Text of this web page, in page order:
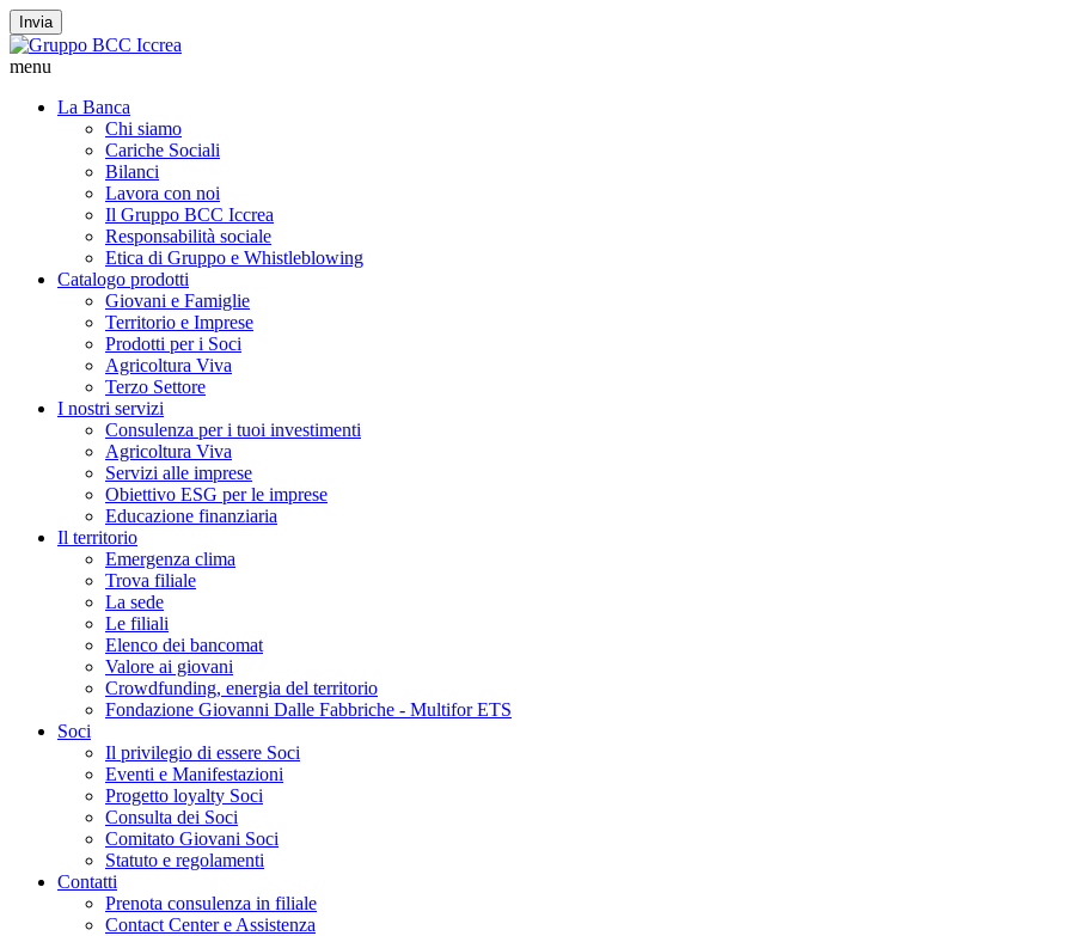
Invia
menu
La Banca
Chi siamo
Cariche Sociali
Bilanci
Lavora con noi
Il Gruppo BCC Iccrea
Responsabilità sociale
Etica di Gruppo e Whistleblowing
Catalogo prodotti
Giovani e Famiglie
Territorio e Imprese
Prodotti per i Soci
Agricoltura Viva
Terzo Settore
I nostri servizi
Consulenza per i tuoi investimenti
Agricoltura Viva
Servizi alle imprese
Obiettivo ESG per le imprese
Educazione finanziaria
Il territorio
Emergenza clima
Trova filiale
La sede
Le filiali
Elenco dei bancomat
Valore ai giovani
Crowdfunding, energia del territorio
Fondazione Giovanni Dalle Fabbriche - Multifor ETS
Soci
Il privilegio di essere Soci
Eventi e Manifestazioni
Progetto loyalty Soci
Consulta dei Soci
Comitato Giovani Soci
Statuto e regolamenti
Contatti
Prenota consulenza in filiale
Contact Center e Assistenza